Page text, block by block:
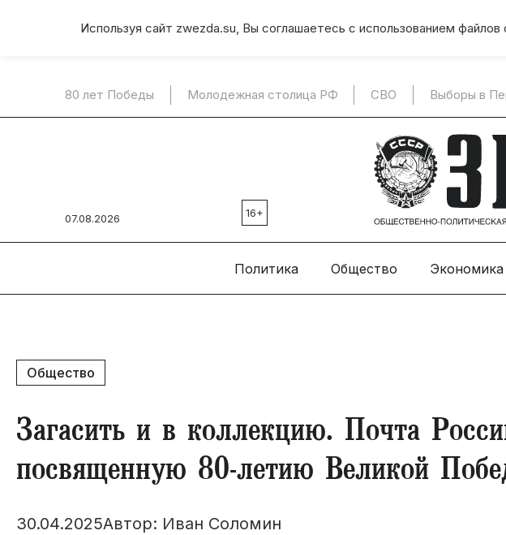
Используя сайт zwezda.su, Вы соглашаетесь с использованием
80 лет Победы Молодежная столица РФ СВО Выборы в
07.08.2026 16+
Политика Общество Экономика
Общество
Загасить и в коллекцию. Почта
посвященную 80-летию Великой
30.04.2025Автор: Иван Соломин